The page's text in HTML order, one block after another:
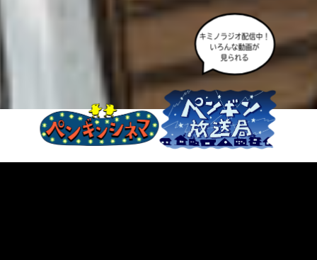
キミノラジオ配信中！
いろんな動画が
見られる
度
み
て
ね
る